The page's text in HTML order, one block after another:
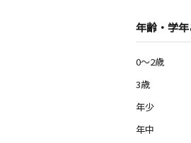
年齢・学
0～2歳
3歳
年少
年中